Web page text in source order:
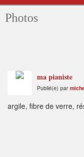
Photos
ma pianiste
Publié(e) par
argile, fibre de verre,